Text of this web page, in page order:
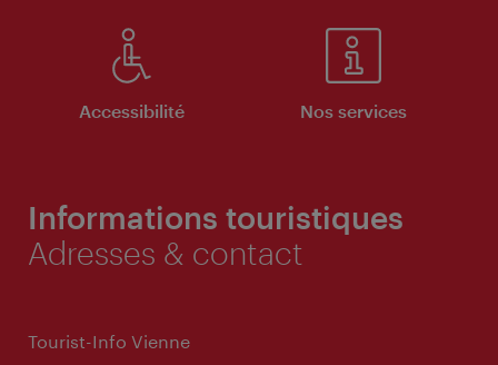
Accessibilité Nos services
Informations touristiques
Adresses & contact
Tourist-Info Vienne